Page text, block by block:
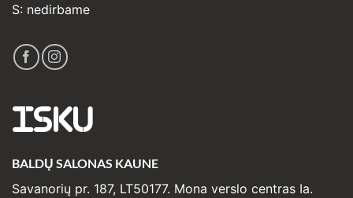
S: nedirbame
ISKU
BALDŲ SALONAS KAUNE
Savanorių pr. 187, LT50177. Mona verslo centras Ia.